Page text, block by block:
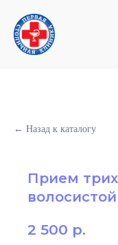
Первая Столичная
← Назад к каталогу
Прием
2 500 р.